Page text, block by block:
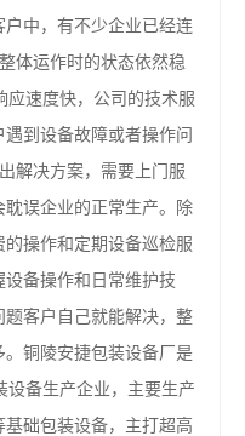
中，有不少企业已经连
体运作时的状态依然稳
应速度快，公司的技术服
到设备故障或者操作问
解决方案，需要上门服
误企业的正常生产。除
操作和定期设备巡检服
备操作和日常维护技
客户自己就能解决，整
铜陵安捷包装设备厂是
设备生产企业，主要生产
础包装设备，主打超高